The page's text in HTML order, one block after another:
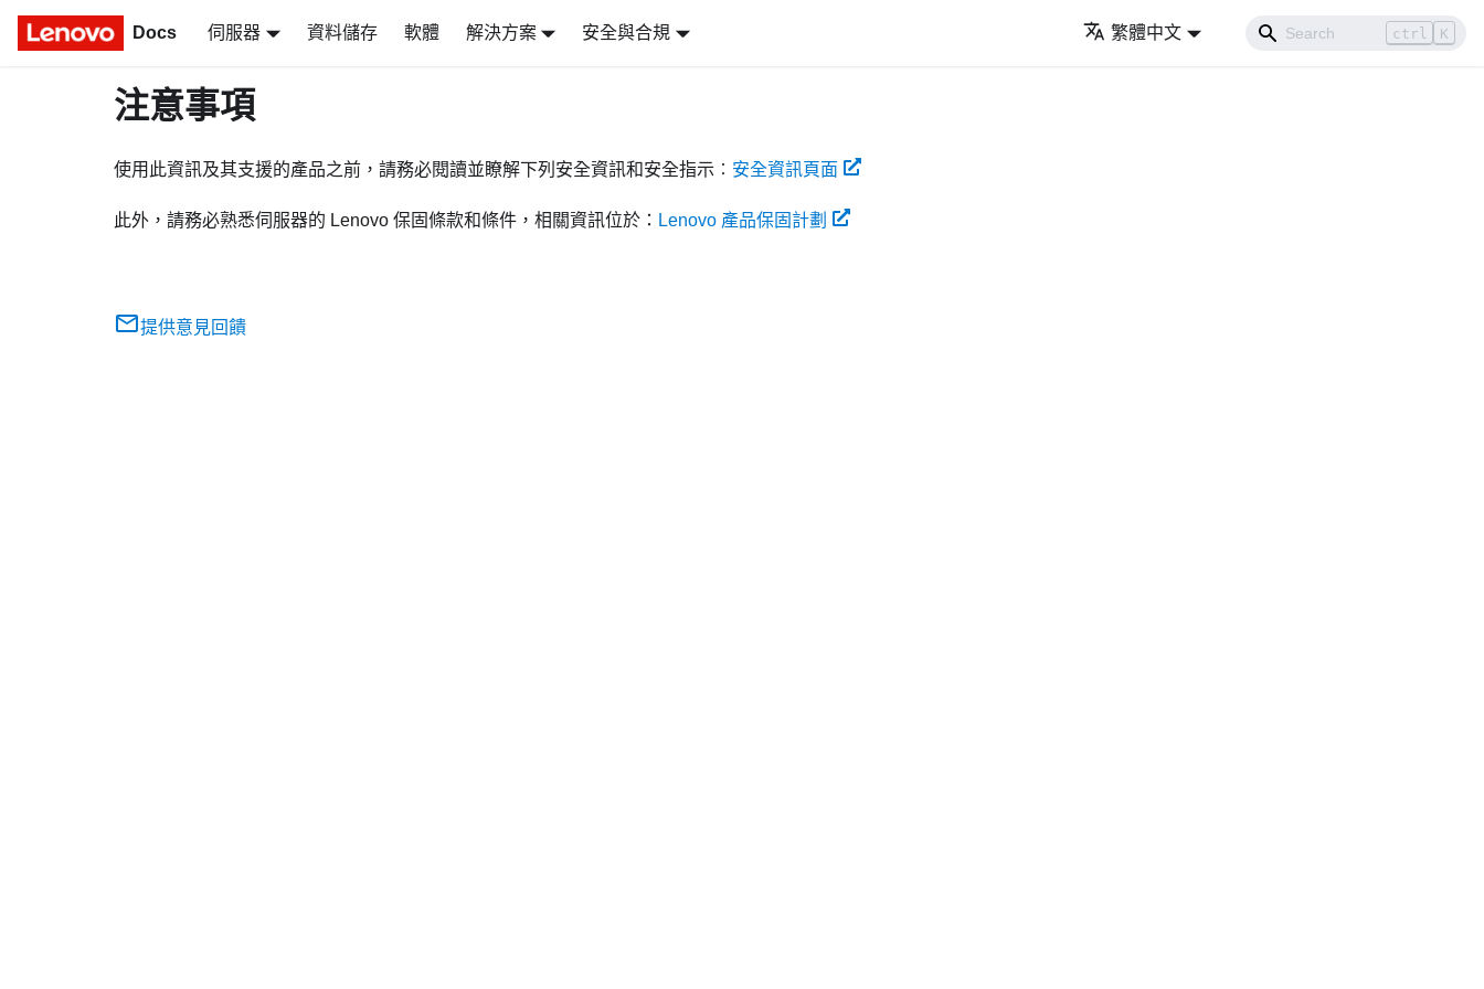
Docs 伺服器 資料儲存 軟體 解決方案 安全與合規 繁體中文 ctrl K
注意事項
使用此資訊及其支援的產品之前，請務必閱讀並瞭解下列安全資訊和安全指示︰ 安全資訊頁面
此外，請務必熟悉伺服器的 Lenovo 保固條款和條件，相關資訊位於： Lenovo 產品保固計劃
提供意見回饋